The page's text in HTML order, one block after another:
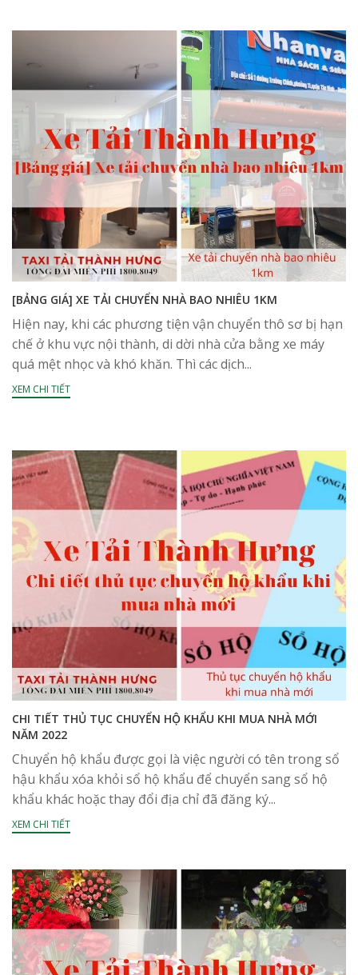
[BẢNG GIÁ] XE TẢI CHUYỂN NHÀ BAO NHIÊU 1KM
Hiện nay, khi các phương tiện vận chuyển thô sơ bị hạn
chế ở khu vực nội thành, di dời nhà cửa bằng xe máy
quá mệt nhọc và khó khăn. Thì các dịch...
XEM CHI TIẾT
CHI TIẾT THỦ TỤC CHUYỂN HỘ KHẨU KHI MUA NHÀ MỚI
NĂM 2022
Chuyển hộ khẩu được gọi là việc người có tên trong sổ
hậu khẩu xóa khỏi sổ hộ khẩu để chuyển sang sổ hộ
khẩu khác hoặc thay đổi địa chỉ đã đăng ký...
XEM CHI TIẾT